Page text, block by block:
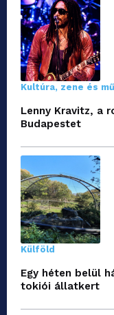
Kultúra, zene és
Lenny Kravitz, a
Budapestet
Külföld
Egy héten belül
tokiói állatkert